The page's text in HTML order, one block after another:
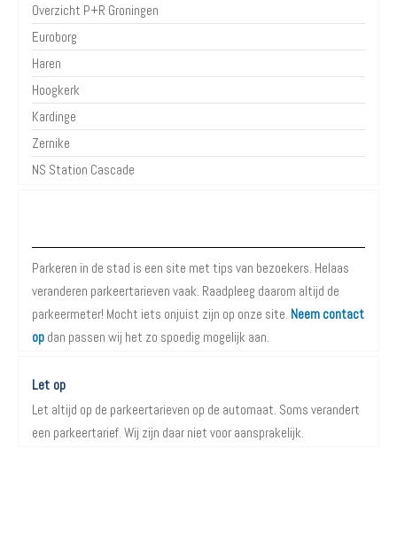
Overzicht P+R Groningen
Euroborg
Haren
Hoogkerk
Kardinge
Zernike
NS Station Cascade
Parkeren in de stad is een site met tips van bezoekers. Helaas
veranderen parkeertarieven vaak. Raadpleeg daarom altijd de
parkeermeter! Mocht iets onjuist zijn op onze site. Neem contact
op dan passen wij het zo spoedig mogelijk aan.
Let op
Let altijd op de parkeertarieven op de automaat. Soms verandert
een parkeertarief. Wij zijn daar niet voor aansprakelijk.